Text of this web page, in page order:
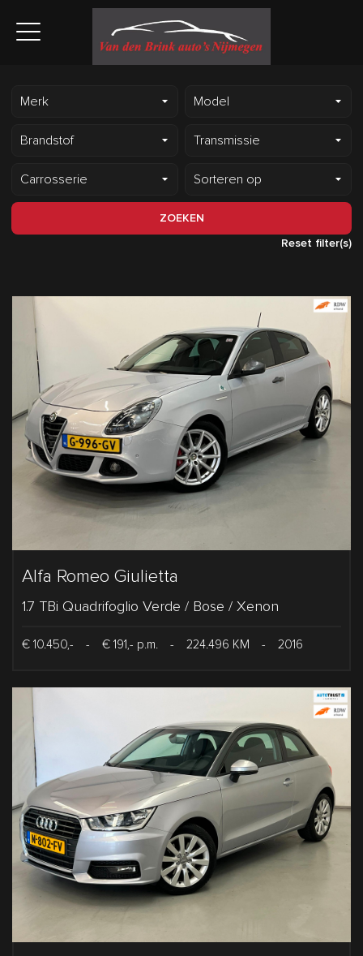
ZOEKEN
Reset filter(s)
Alfa Romeo Giulietta
1.7 TBi Quadrifoglio Verde / Bose / Xenon
€ 10.450,- - € 191,- p.m. - 224.496 KM - 2016